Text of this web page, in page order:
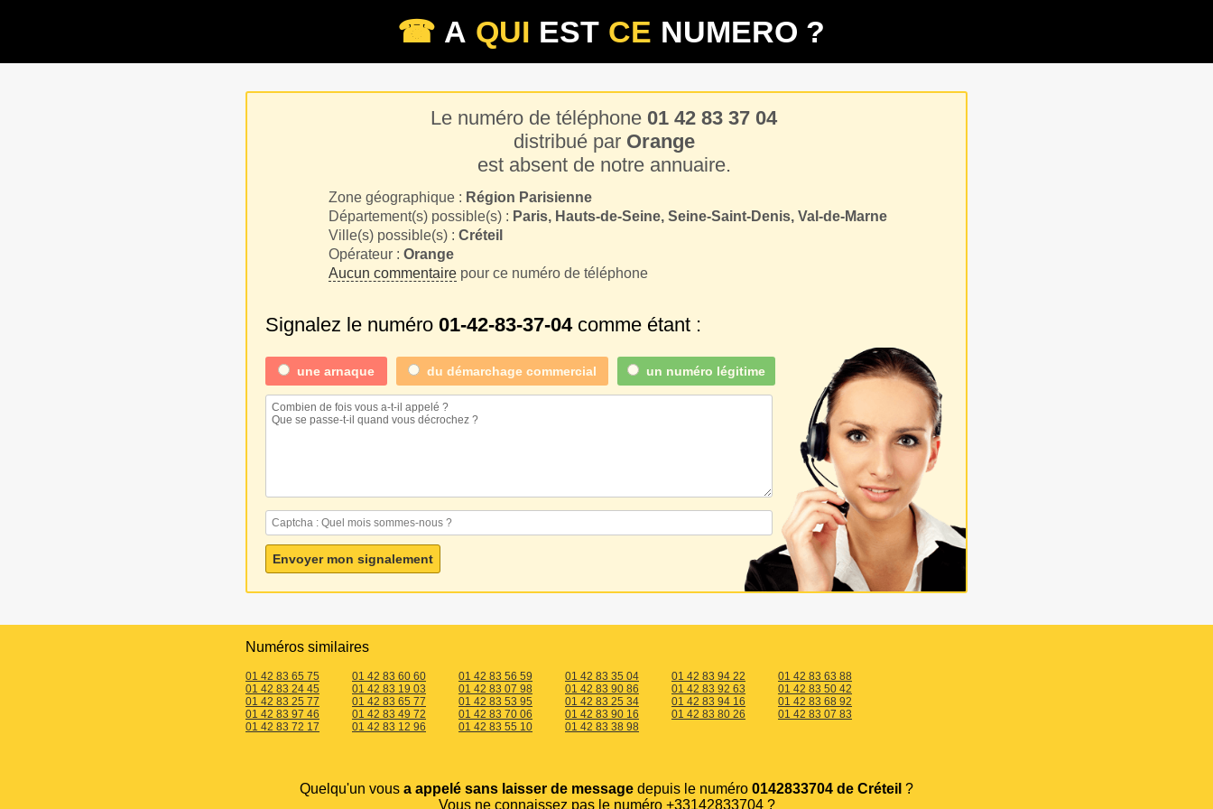
☎ A QUI EST CE NUMERO ?
Le numéro de téléphone 01 42 83 37 04
distribué par Orange
est absent de notre annuaire.
Zone géographique : Région Parisienne
Département(s) possible(s) : Paris, Hauts-de-Seine, Seine-Saint-Denis, Val-de-Marne
Ville(s) possible(s) : Créteil
Opérateur : Orange
Aucun commentairepour ce numéro de téléphone
Signalez le numéro 01-42-83-37-04comme étant :
une arnaque du démarchage commercial un numéro légitime
Numéros similaires
01 42 83 65 75 01 42 83 60 60 01 42 83 56 59 01 42 83 35 04 01 42 83 94 22
01 42 83 63 88
01 42 83 24 45
01 42 83 19 03 01 42 83 07 98 01 42 83 90 86 01 42 83 92 63
01 42 83 50 42
01 42 83 25 77
01 42 83 65 77 01 42 83 53 95 01 42 83 25 34 01 42 83 94 16
01 42 83 68 92
01 42 83 97 46
01 42 83 49 72 01 42 83 70 06 01 42 83 90 16 01 42 83 80 26
01 42 83 07 83
01 42 83 72 17
01 42 83 12 96 01 42 83 55 10 01 42 83 38 98
Quelqu'un vous a appelé sans laisser de message depuis le numéro 0142833704 de Créteil ?
Vous ne connaissez pas le numéro +33142833704 ?